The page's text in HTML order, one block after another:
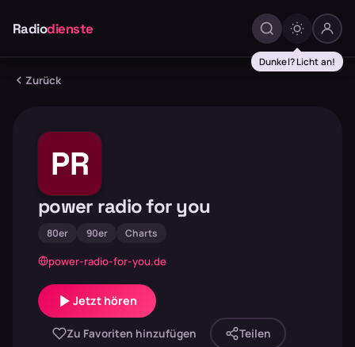
Radiodienste
Dunkel? Licht an!
Zurück
PR
power radio for you
80er 90er Charts
power-radio-for-you.de
Jetzt hören
Zu Favoriten hinzufügen Teilen